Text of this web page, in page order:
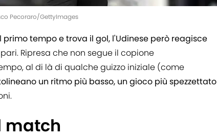
Pecoraro/GettyImages
primo tempo e trova il gol, l'Udinese però reagisce
Ripresa che non segue il copione
al di là di qualche guizzo iniziale (come
un ritmo più basso, un gioco più spezzettato
match